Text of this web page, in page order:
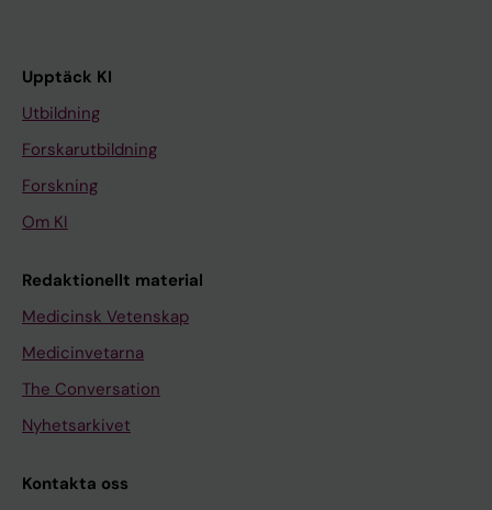
Upptäck KI
Utbildning
Forskarutbildning
Forskning
Om KI
Redaktionellt material
Medicinsk Vetenskap
Medicinvetarna
The Conversation
Nyhetsarkivet
Kontakta oss